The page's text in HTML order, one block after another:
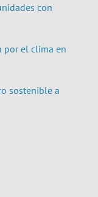
con
por el clima en
sostenible a